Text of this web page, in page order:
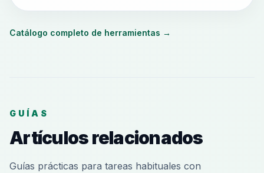
Catálogo completo de herramientas →
GUÍAS
Artículos relacionados
Guías prácticas para tareas habituales con